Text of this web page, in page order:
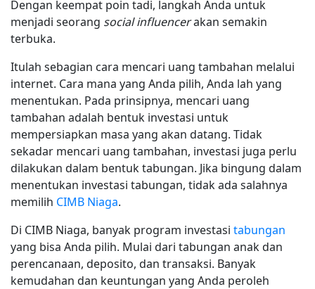
Dengan keempat poin tadi, langkah Anda untuk
menjadi seorang social influencerakan semakin
terbuka.
Itulah sebagian cara mencari uang tambahan melalui
internet. Cara mana yang Anda pilih, Anda lah yang
menentukan. Pada prinsipnya, mencari uang
tambahan adalah bentuk investasi untuk
mempersiapkan masa yang akan datang. Tidak
sekadar mencari uang tambahan, investasi juga perlu
dilakukan dalam bentuk tabungan. Jika bingung dalam
menentukan investasi tabungan, tidak ada salahnya
memilih CIMB Niaga.
Di CIMB Niaga, banyak program investasi tabungan
yang bisa Anda pilih. Mulai dari tabungan anak dan
perencanaan, deposito, dan transaksi. Banyak
kemudahan dan keuntungan yang Anda peroleh